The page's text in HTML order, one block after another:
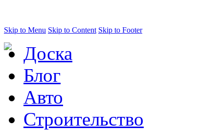
Skip to Menu Skip to Content Skip to Footer
Доска
Блог
Авто
Строительство